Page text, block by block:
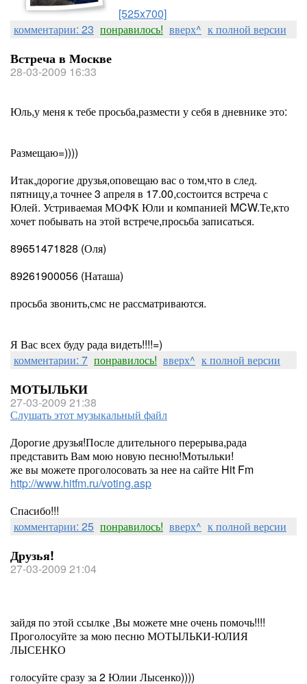
[525x700]
комментарии: 23 понравилось! вверх^ к полной версии
Встреча в Москве
28-03-2009 16:33
Юль,у меня к тебе просьба,размести у себя в дневнике это:
Размещаю=))))
Итак,дорогие друзья,оповещаю вас о том,что в след.
пятницу,а точнее 3 апреля в 17.00,состоится встреча с
Юлей. Устриваемая МОФК Юли и компанией MCW.Те,кто
хочет побывать на этой встрече,просьба записаться.
89651471828 (Оля)
89261900056 (Наташа)
просьба звонить,смс не рассматриваются.
Я Вас всех буду рада видеть!!!!=)
комментарии: 7 понравилось! вверх^ к полной версии
МОТЫЛЬКИ
27-03-2009 21:38
Слушать этот музыкальный файл
Дорогие друзья!После длительного перерыва,рада
представить Вам мою новую песню!Мотыльки!
же вы можете проголосовать за нее на сайте Hit Fm
http://www.hitfm.ru/voting.asp
Спасибо!!!
комментарии: 25 понравилось! вверх^ к полной версии
Друзья!
27-03-2009 21:04
зайдя по этой ссылке ,Вы можете мне очень помочь!!!!
Проголосуйте за мою песню МОТЫЛЬКИ-ЮЛИЯ
ЛЫСЕНКО
голосуйте сразу за 2 Юлии Лысенко))))